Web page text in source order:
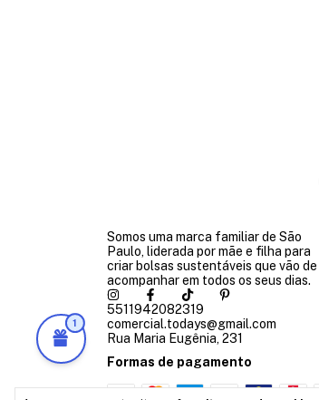
Somos uma marca familiar de São
Paulo, liderada por mãe e filha para
criar bolsas sustentáveis que vão de
acompanhar em todos os seus dias.
5511942082319
comercial.todays@gmail.com
Rua Maria Eugênia, 231
Formas de pagamento
1